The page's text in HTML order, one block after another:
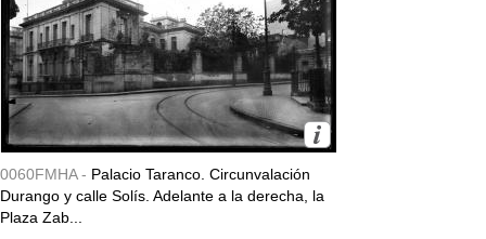
0060FMHA - Palacio Taranco. Circunvalación
Durango y calle Solís. Adelante a la derecha, la
Plaza Zab...